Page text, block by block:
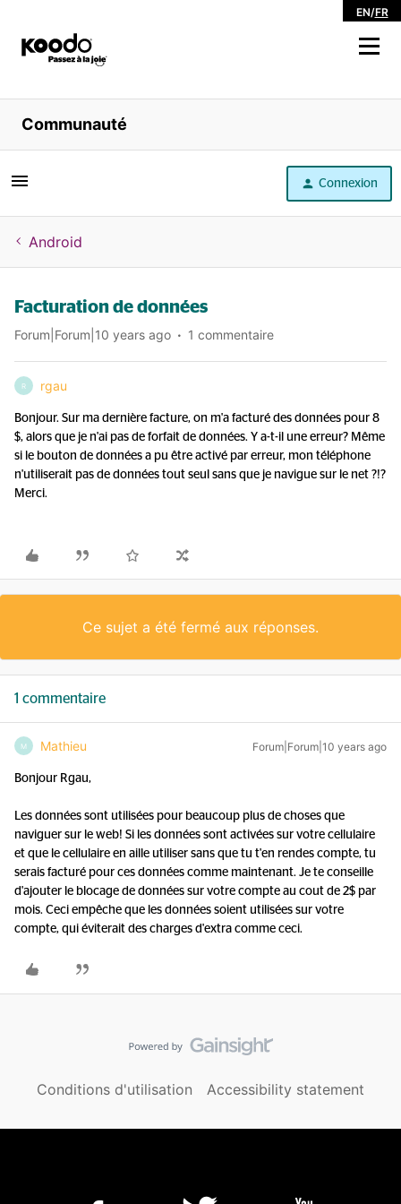
EN/FR
Magasiner
Libre service
Aide
Communauté
Connexion
Android
Facturation de données
Forum|Forum|10 years ago 1 commentaire
R rgau
Bonjour. Sur ma dernière facture, on m'a facturé des données pour 8
$, alors que je n'ai pas de forfait de données. Y a-t-il une erreur? Même
si le bouton de données a pu être activé par erreur, mon téléphone
n'utiliserait pas de données tout seul sans que je navigue sur le net ?!?
Merci.
Ce sujet a été fermé aux réponses.
1 commentaire
M Mathieu Forum|Forum|10 years ago
Bonjour Rgau,
Les données sont utilisées pour beaucoup plus de choses que
naviguer sur le web! Si les données sont activées sur votre cellulaire
et que le cellulaire en aille utiliser sans que tu t'en rendes compte, tu
serais facturé pour ces données comme maintenant. Je te conseille
d'ajouter le blocage de données sur votre compte au cout de 2$ par
mois. Ceci empêche que les données soient utilisées sur votre
compte, qui éviterait des charges d'extra comme ceci.
Conditions d'utilisation Accessibility statement